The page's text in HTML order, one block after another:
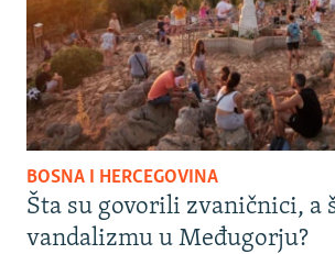
BOSNA I HERCEGOVINA
Šta su govorili zvaničnici, a
vandalizmu u Međugorju?